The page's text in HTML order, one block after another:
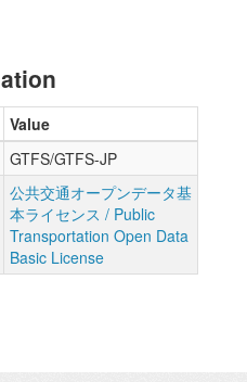
Value
GTFS/GTFS-JP
公共交通オープンデータ基
本ライセンス / Public
Transportation Open Data
Basic License